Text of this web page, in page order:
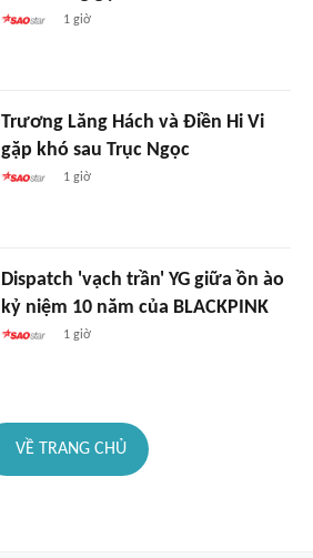
1 giờ
Trương Lăng Hách và Điền Hi Vi
gặp khó sau Trục Ngọc
1 giờ
Dispatch 'vạch trần' YG giữa ồn ào
kỷ niệm 10 năm của BLACKPINK
1 giờ
VỀ TRANG CHỦ